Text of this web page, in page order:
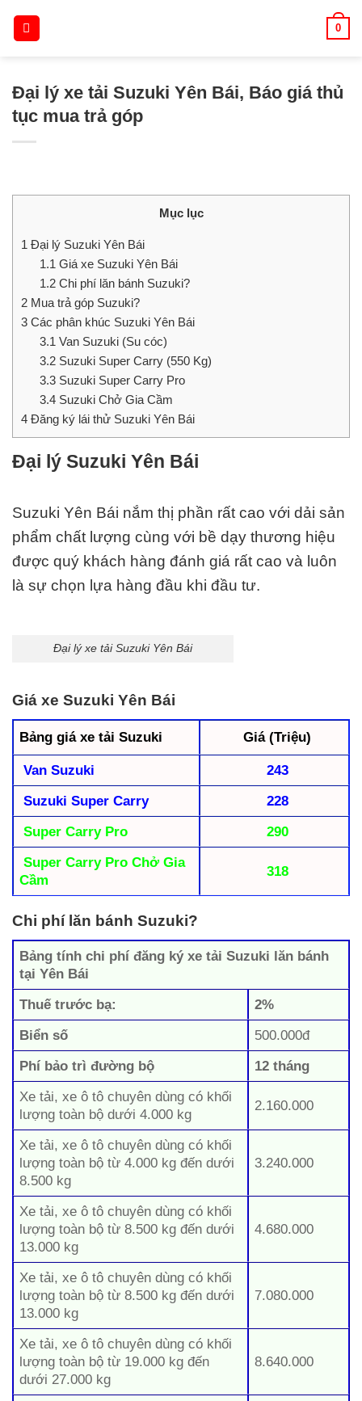
0
Đại lý xe tải Suzuki Yên Bái, Báo giá thủ
tục mua trả góp
Mục lục
1 Đại lý Suzuki Yên Bái
1.1 Giá xe Suzuki Yên Bái
1.2Chi phí lăn bánh Suzuki?
2 Mua trả góp Suzuki?
3 Các phân khúc Suzuki Yên Bái
3.1 Van Suzuki (Su cóc)
3.2Suzuki Super Carry (550 Kg)
3.3Suzuki Super Carry Pro
3.4Suzuki Chở Gia Cầm
4 Đăng ký lái thử Suzuki Yên Bái
Đại lý Suzuki Yên Bái
Suzuki Yên Bái nắm thị phần rất cao với dải sản
phẩm chất lượng cùng với bề dạy thương hiệu
được quý khách hàng đánh giá rất cao và luôn
là sự chọn lựa hàng đầu khi đầu tư.
Đại lý xe tải Suzuki Yên Bái
Giá xe Suzuki Yên Bái
Bảng giá xe tải Suzuki Giá (Triệu)
Van Suzuki
243
Suzuki Super Carry
228
Super Carry Pro
290
Super Carry Pro Chở Gia
Cầm
318
Chi phí lăn bánh Suzuki?
Bảng tính chi phí đăng ký xe tải Suzuki lăn bánh
tại Yên Bái
Thuế trước bạ:
2%
Biển số
500.000đ
Phí bảo trì đường bộ
12 tháng
Xe tải, xe ô tô chuyên dùng có khối
lượng toàn bộ dưới 4.000 kg
2.160.000
Xe tải, xe ô tô chuyên dùng có khối
lượng toàn bộ từ 4.000 kg đến dưới
8.500 kg
3.240.000
Xe tải, xe ô tô chuyên dùng có khối
lượng toàn bộ từ 8.500 kg đến dưới
13.000 kg
4.680.000
Xe tải, xe ô tô chuyên dùng có khối
lượng toàn bộ từ 8.500 kg đến dưới
13.000 kg
7.080.000
Xe tải, xe ô tô chuyên dùng có khối
lượng toàn bộ từ 19.000 kg đến
dưới 27.000 kg
8.640.000